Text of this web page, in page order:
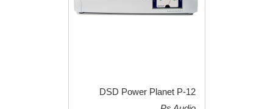
DSD Power Planet P-12